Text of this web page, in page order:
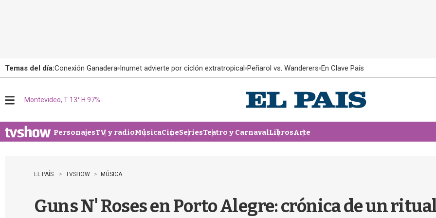
Temas del día:Conexión Ganadera Inumet advierte por ciclón extratropical Peñarol vs. Wanderers En Clave País
u
Montevideo, T 13° H 97%
PersonajesTV y radioMúsicaCineSeriesTeatro y CarnavalLibrosArte
EL PAÍS TVSHOW MÚSICA
Guns N' Roses en Porto Alegre: crónica de un